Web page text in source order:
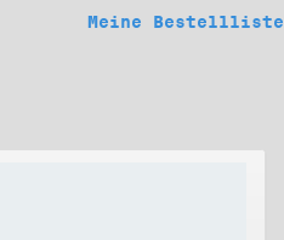
Meine Bestellliste